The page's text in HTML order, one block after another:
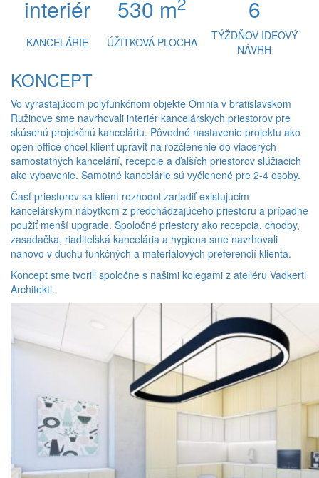
interiér 530 m 6
KANCELÁRIE ÚŽITKOVÁ PLOCHA
TÝŽDŇOV IDEOVÝ
NÁVRH
KONCEPT
Vo vyrastajúcom polyfunkčnom objekte Omnia v bratislavskom
Ružinove sme navrhovali interiér kancelárskych priestorov pre
skúsenú projekčnú kanceláriu. Pôvodné nastavenie projektu ako
open-office chcel klient upraviť na rozčlenenie do viacerých
samostatných kancelárií, recepcie a ďalších priestorov slúžiacich
ako vybavenie. Samotné kancelárie sú vyčlenené pre 2-4 osoby.
Časť priestorov sa klient rozhodol zariadiť existujúcim
kancelárskym nábytkom z predchádzajúceho priestoru a prípadne
použiť menší upgrade. Spoločné priestory ako recepcia, chodby,
zasadačka, riaditeľská kancelária a hygiena sme navrhovali
nanovo v duchu funkčných a materiálových preferencií klienta.
Koncept sme tvorili spoločne s našimi kolegami z ateliéru Vadkerti
Architekti.